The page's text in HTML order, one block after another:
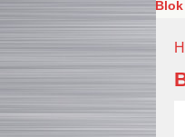
Pusat Lt5 Blok F2
Pusat Lt5 Blok F2
Pusat Lt5 Blok F2